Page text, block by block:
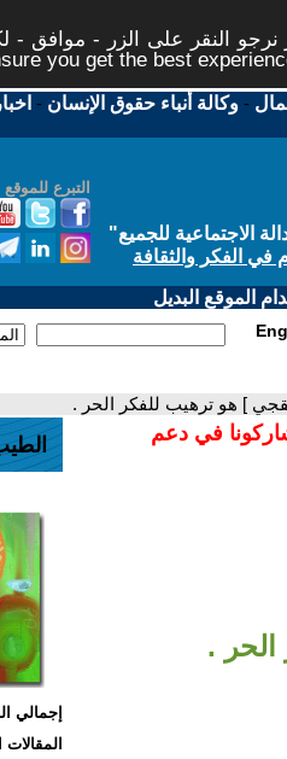
النقر على الزر - موافق -
you get the best
-وكالة أنباء حقوق الإنسان -
التبرع
الاجتماعية للجميع"
في الفكر والثقافة
الموقع البديل
] هو ترهيب للفكر الحر .
في دعم
.
إجمالي
المقالات